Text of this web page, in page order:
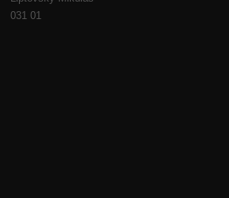
031 01